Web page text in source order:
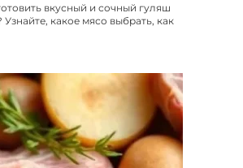
вкусный и сочный гуляш
Узнайте, какое мясо выбрать, как